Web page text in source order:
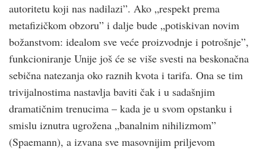
autoritetu koji nas nadilazi”. Ako „respekt prema
metafizičkom obzoru” i dalje bude „potiskivan novim
božanstvom: idealom sve veće proizvodnje i potrošnje”,
funkcioniranje Unije još će se više svesti na beskonačna
sebična natezanja oko raznih kvota i tarifa. Ona se tim
trivijalnostima nastavlja baviti čak i u sadašnjim
dramatičnim trenucima – kada je u svom opstanku i
smislu iznutra ugrožena „banalnim nihilizmom”
(Spaemann), a izvana sve masovnijim priljevom